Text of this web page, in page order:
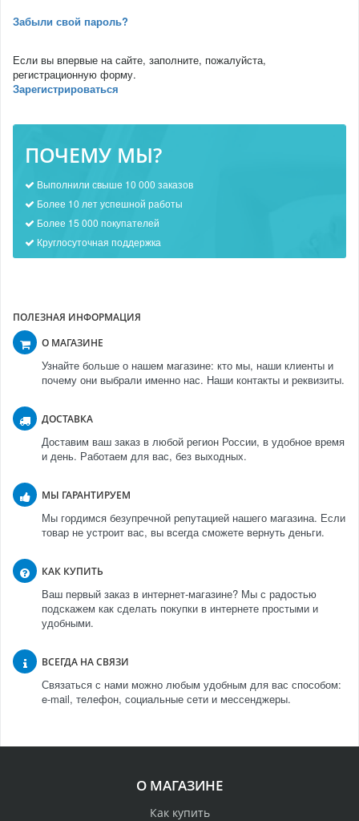
Забыли свой пароль?
Если вы впервые на сайте, заполните, пожалуйста,
регистрационную форму.
Зарегистрироваться
ПОЧЕМУ МЫ?
Выполнили свыше 10 000 заказов
Более 10 лет успешной работы
Более 15 000 покупателей
Круглосуточная поддержка
ПОЛЕЗНАЯ ИНФОРМАЦИЯ
О МАГАЗИНЕ
Узнайте больше о нашем магазине: кто мы, наши клиенты и
почему они выбрали именно нас. Наши контакты и реквизиты.
ДОСТАВКА
Доставим ваш заказ в любой регион России, в удобное время
и день. Работаем для вас, без выходных.
МЫ ГАРАНТИРУЕМ
Мы гордимся безупречной репутацией нашего магазина. Если
товар не устроит вас, вы всегда сможете вернуть деньги.
КАК КУПИТЬ
Ваш первый заказ в интернет-магазине? Мы с радостью
подскажем как сделать покупки в интернете простыми и
удобными.
ВСЕГДА НА СВЯЗИ
Связаться с нами можно любым удобным для вас способом:
e-mail, телефон, социальные сети и мессенджеры.
О МАГАЗИНЕ
Как купить